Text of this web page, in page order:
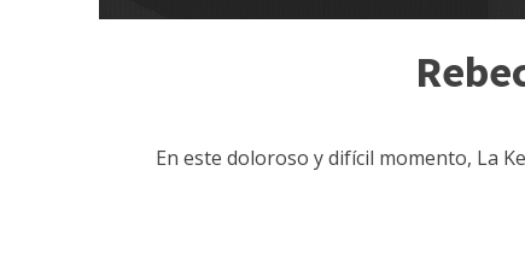
En este doloroso y difícil momento, La